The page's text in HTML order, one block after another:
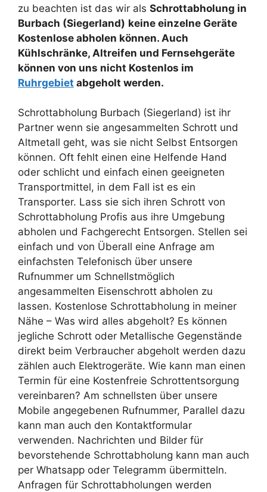
zu beachten ist das wir als Schrottabholung in
Burbach (Siegerland) keine einzelne Geräte
Kostenlose abholen können. Auch
Kühlschränke, Altreifen und Fernsehgeräte
können von uns nicht Kostenlos im
Ruhrgebiet abgeholt werden.
Schrottabholung Burbach (Siegerland) ist ihr
Partner wenn sie angesammelten Schrott und
Altmetall geht, was sie nicht Selbst Entsorgen
können. Oft fehlt einen eine Helfende Hand
oder schlicht und einfach einen geeigneten
Transportmittel, in dem Fall ist es ein
Transporter. Lass sie sich ihren Schrott von
Schrottabholung Profis aus ihre Umgebung
abholen und Fachgerecht Entsorgen. Stellen sei
einfach und von Überall eine Anfrage am
einfachsten Telefonisch über unsere
Rufnummer um Schnellstmöglich
angesammelten Eisenschrott abholen zu
lassen. Kostenlose Schrottabholung in meiner
Nähe – Was wird alles abgeholt? Es können
jegliche Schrott oder Metallische Gegenstände
direkt beim Verbraucher abgeholt werden dazu
zählen auch Elektrogeräte. Wie kann man einen
Termin für eine Kostenfreie Schrottentsorgung
vereinbaren? Am schnellsten über unsere
Mobile angegebenen Rufnummer, Parallel dazu
kann man auch den Kontaktformular
verwenden. Nachrichten und Bilder für
bevorstehende Schrottabholung kann man auch
per Whatsapp oder Telegramm übermitteln.
Anfragen für Schrottabholungen werden